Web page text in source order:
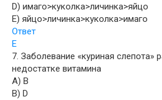
D) имаго>куколка>личинка>яйцо
E) яйцо>личинка>куколка>имаго
Ответ
E
7. Заболевание «куриная слепота»
недостатке витамина
A) B
B) D